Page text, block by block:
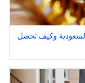
عطور في السعودية وكيف تحصل